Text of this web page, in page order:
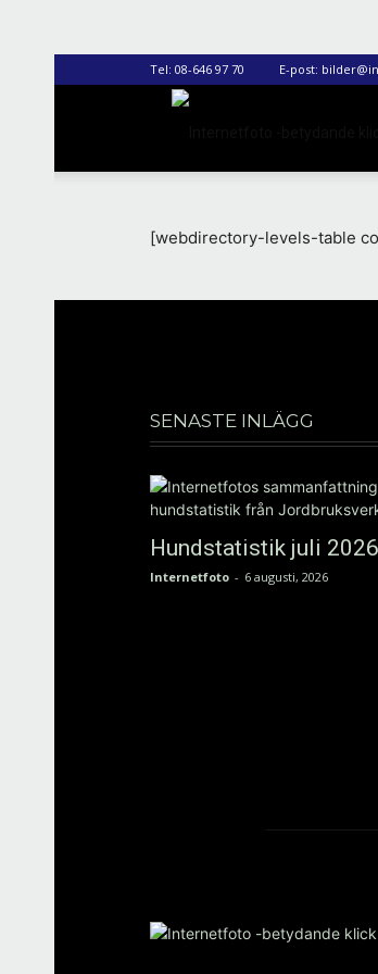
Tel: 08-646 97 70 E-post:
[webdirectory-levels-table
SENASTE INLÄGG
Hundstatistik juli 2026
Internetfoto - 6 augusti, 2026